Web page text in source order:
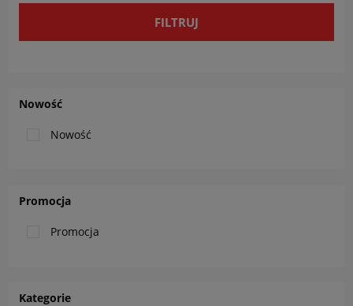
Nowość
Nowość
Promocja
Promocja
Kategorie
FILTRUJ